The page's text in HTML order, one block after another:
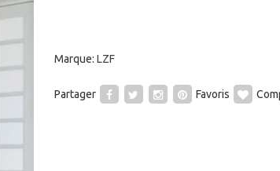
Marque: LZF
Partager Favoris